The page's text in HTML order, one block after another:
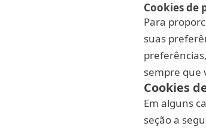
Cookies de
Para
suas
sempre que
Cookies
Em alguns
seção a